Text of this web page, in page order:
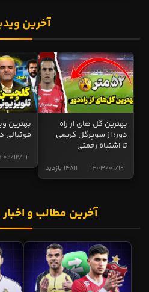
آخرین
بهترین گل های از راه
دور؛ از سوپرگل کریمی
تا اشتباه رحمتی
14811 بازدید 1403/01/19
بهترین
فوتبالی در
12/19
آخرین مطالب و